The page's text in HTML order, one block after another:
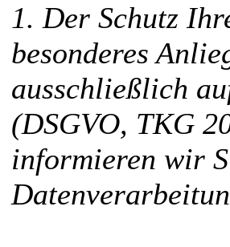
1. Der Schutz
besonderes
ausschließlich
(DSGVO, TKG
informieren wir